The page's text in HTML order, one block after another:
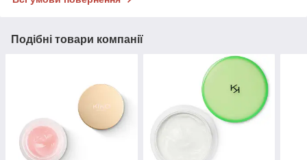
Подібні товари компанії